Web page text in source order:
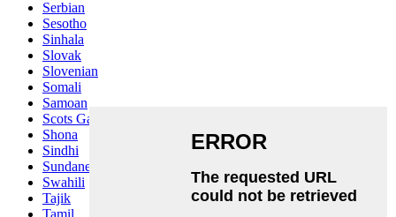
Serbian
Sesotho
Sinhala
Slovak
Slovenian
Somali
Samoan
Scots Gaelic
Shona
Sindhi
Sundanese
Swahili
Tajik
Tamil